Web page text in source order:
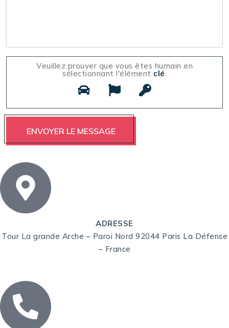
Veuillez prouver que vous êtes humain en
sélectionnant l'élément clé.
ADRESSE
Tour La grande Arche – Paroi Nord 92044 Paris La Défense
– France